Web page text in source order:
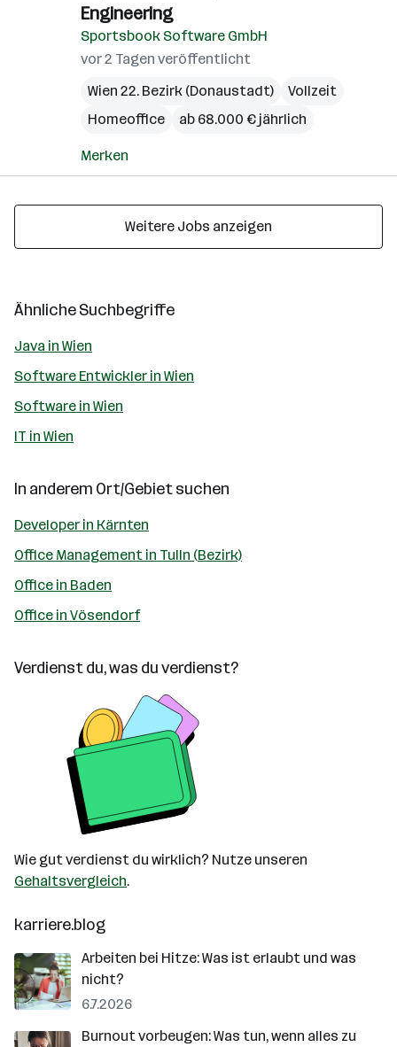
Engineering
Sportsbook Software GmbH
vor 2 Tagen veröffentlicht
Wien 22. Bezirk (Donaustadt)
Vollzeit
Homeoffice
ab 68.000 € jährlich
Merken
Weitere Jobs anzeigen
Ähnliche Suchbegriffe
Java in Wien
Software Entwickler in Wien
Software in Wien
IT in Wien
In anderem Ort/Gebiet suchen
Developer in Kärnten
Office Management in Tulln (Bezirk)
Office in Baden
Office in Vösendorf
Verdienst du, was du verdienst?
Wie gut verdienst du wirklich? Nutze unseren
Gehaltsvergleich.
karriere.blog
Arbeiten bei Hitze: Was ist erlaubt und was
nicht?
6.7.2026
Burnout vorbeugen: Was tun, wenn alles zu